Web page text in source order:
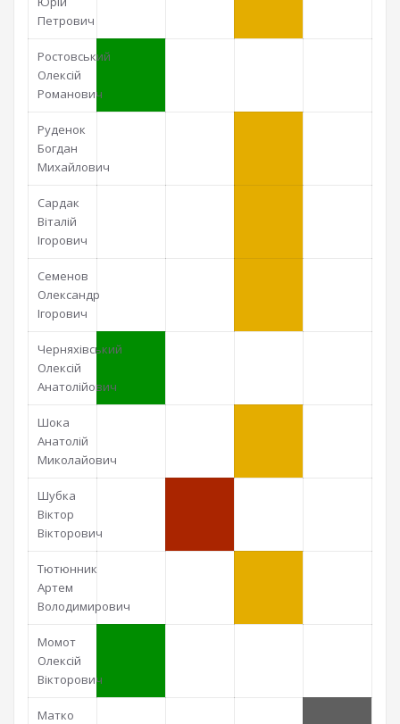
Петрович
Ростовський
Олексій
Романович
Руденок
Богдан
Михайлович
Сардак
Віталій
Ігорович
Семенов
Олександр
Ігорович
Черняхівський
Олексій
Анатолійович
Шока
Анатолій
Миколайович
Шубка
Віктор
Вікторович
Тютюнник
Артем
Володимирович
Момот
Олексій
Вікторович
Матко